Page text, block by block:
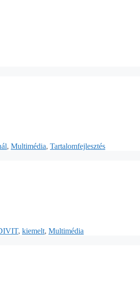
, Multimédia, Tartalomfejlesztés
, kiemelt, Multimédia